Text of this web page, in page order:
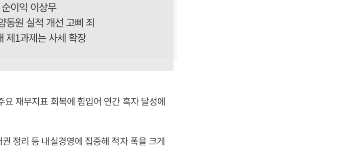
이익 이상무
원 실적 개선 고삐 죄
1과제는 사세 확장
재무지표 회복에 힘입어 연간 흑자 달성에
정리 등 내실경영에 집중해 적자 폭을 크게